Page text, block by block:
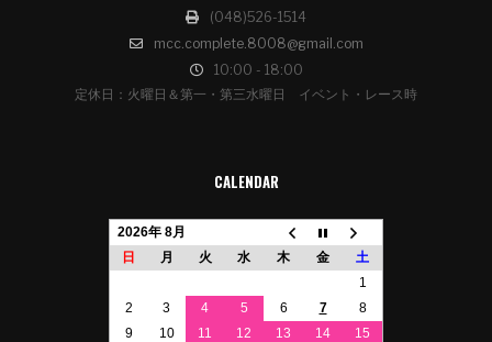
(048)526-1514
mcc.complete.8008@gmail.com
10:00 - 18:00
定休日：火曜日＆第一・第三水曜日 イベント・レース時
CALENDAR
2026年 8月
日
月 火 水 木 金
土
1
2
3 4 5 6 7
8
9
10 11 12 13 14
15